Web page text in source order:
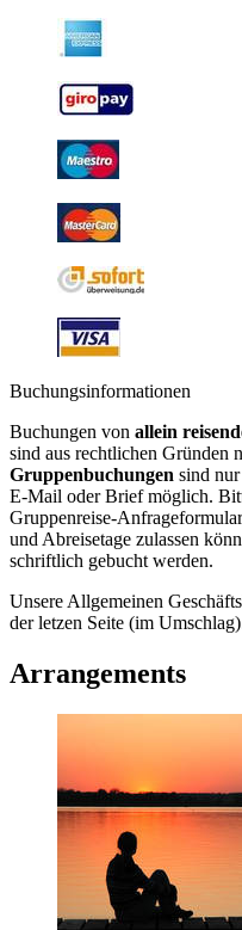
Buchungsinformationen
Buchungen von allein
sind aus rechtlichen Gründen
Gruppenbuchungen sind
E-Mail oder Brief möglich.
Gruppenreise-
und Abreisetage zulassen
schriftlich gebucht werden.
Unsere Allgemeinen
der letzen Seite (im
Arrangements